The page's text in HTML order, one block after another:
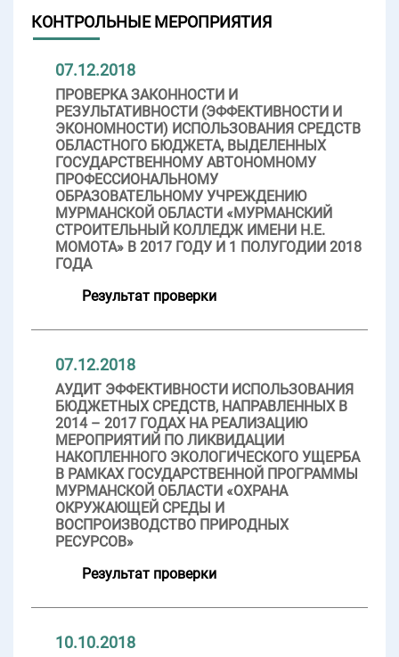
КОНТРОЛЬНЫЕ МЕРОПРИЯТИЯ
07.12.2018
ПРОВЕРКА ЗАКОННОСТИ И
РЕЗУЛЬТАТИВНОСТИ (ЭФФЕКТИВНОСТИ И
ЭКОНОМНОСТИ) ИСПОЛЬЗОВАНИЯ СРЕДСТВ
ОБЛАСТНОГО БЮДЖЕТА, ВЫДЕЛЕННЫХ
ГОСУДАРСТВЕННОМУ АВТОНОМНОМУ
ПРОФЕССИОНАЛЬНОМУ
ОБРАЗОВАТЕЛЬНОМУ УЧРЕЖДЕНИЮ
МУРМАНСКОЙ ОБЛАСТИ «МУРМАНСКИЙ
СТРОИТЕЛЬНЫЙ КОЛЛЕДЖ ИМЕНИ Н.Е.
МОМОТА» В 2017 ГОДУ И 1 ПОЛУГОДИИ 2018
ГОДА
Результат проверки
07.12.2018
АУДИТ ЭФФЕКТИВНОСТИ ИСПОЛЬЗОВАНИЯ
БЮДЖЕТНЫХ СРЕДСТВ, НАПРАВЛЕННЫХ В
2014 – 2017 ГОДАХ НА РЕАЛИЗАЦИЮ
МЕРОПРИЯТИЙ ПО ЛИКВИДАЦИИ
НАКОПЛЕННОГО ЭКОЛОГИЧЕСКОГО УЩЕРБА
В РАМКАХ ГОСУДАРСТВЕННОЙ ПРОГРАММЫ
МУРМАНСКОЙ ОБЛАСТИ «ОХРАНА
ОКРУЖАЮЩЕЙ СРЕДЫ И
ВОСПРОИЗВОДСТВО ПРИРОДНЫХ
РЕСУРСОВ»
Результат проверки
10.10.2018